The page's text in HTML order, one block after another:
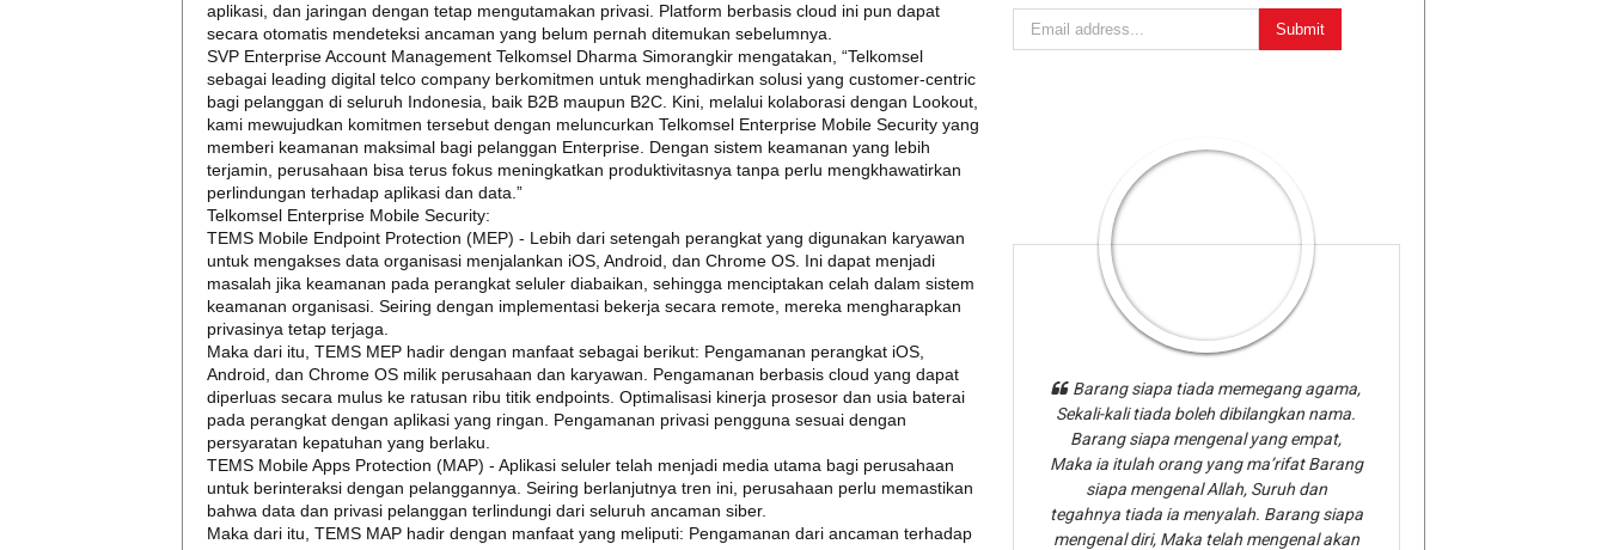
aplikasi, dan jaringan dengan tetap mengutamakan privasi. Platform berbasis cloud ini pun dapat
secara otomatis mendeteksi ancaman yang belum pernah ditemukan sebelumnya.
SVP Enterprise Account Management Telkomsel Dharma Simorangkir mengatakan, “Telkomsel
sebagai leading digital telco company berkomitmen untuk menghadirkan solusi yang customer-centric
bagi pelanggan di seluruh Indonesia, baik B2B maupun B2C. Kini, melalui kolaborasi dengan Lookout,
kami mewujudkan komitmen tersebut dengan meluncurkan Telkomsel Enterprise Mobile Security yang
memberi keamanan maksimal bagi pelanggan Enterprise. Dengan sistem keamanan yang lebih
terjamin, perusahaan bisa terus fokus meningkatkan produktivitasnya tanpa perlu mengkhawatirkan
perlindungan terhadap aplikasi dan data.”
Telkomsel Enterprise Mobile Security:
TEMS Mobile Endpoint Protection (MEP) - Lebih dari setengah perangkat yang digunakan karyawan
untuk mengakses data organisasi menjalankan iOS, Android, dan Chrome OS. Ini dapat menjadi
masalah jika keamanan pada perangkat seluler diabaikan, sehingga menciptakan celah dalam sistem
keamanan organisasi. Seiring dengan implementasi bekerja secara remote, mereka mengharapkan
privasinya tetap terjaga.
Maka dari itu, TEMS MEP hadir dengan manfaat sebagai berikut: Pengamanan perangkat iOS,
Android, dan Chrome OS milik perusahaan dan karyawan. Pengamanan berbasis cloud yang dapat
diperluas secara mulus ke ratusan ribu titik endpoints. Optimalisasi kinerja prosesor dan usia baterai
pada perangkat dengan aplikasi yang ringan. Pengamanan privasi pengguna sesuai dengan
persyaratan kepatuhan yang berlaku.
TEMS Mobile Apps Protection (MAP) - Aplikasi seluler telah menjadi media utama bagi perusahaan
untuk berinteraksi dengan pelanggannya. Seiring berlanjutnya tren ini, perusahaan perlu memastikan
bahwa data dan privasi pelanggan terlindungi dari seluruh ancaman siber.
Maka dari itu, TEMS MAP hadir dengan manfaat yang meliputi: Pengamanan dari ancaman terhadap
Barang siapa tiada memegang agama,
Sekali-kali tiada boleh dibilangkan nama.
Barang siapa mengenal yang empat,
Maka ia itulah orang yang ma’rifat Barang
siapa mengenal Allah, Suruh dan
tegahnya tiada ia menyalah. Barang siapa
mengenal diri, Maka telah mengenal akan